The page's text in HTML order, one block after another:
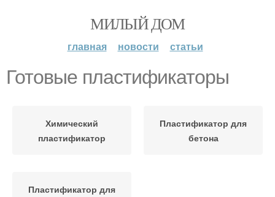
МИЛЫЙ ДОМ
главная новости статьи
Готовые пластификаторы
Химический
пластификатор
Пластификатор для
бетона
Пластификатор для